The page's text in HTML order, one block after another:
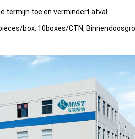
termijn toe en vermindert afval
box, 10boxes/CTN,